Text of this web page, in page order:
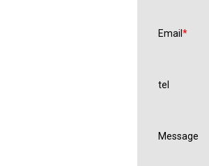
Email
tel
Message